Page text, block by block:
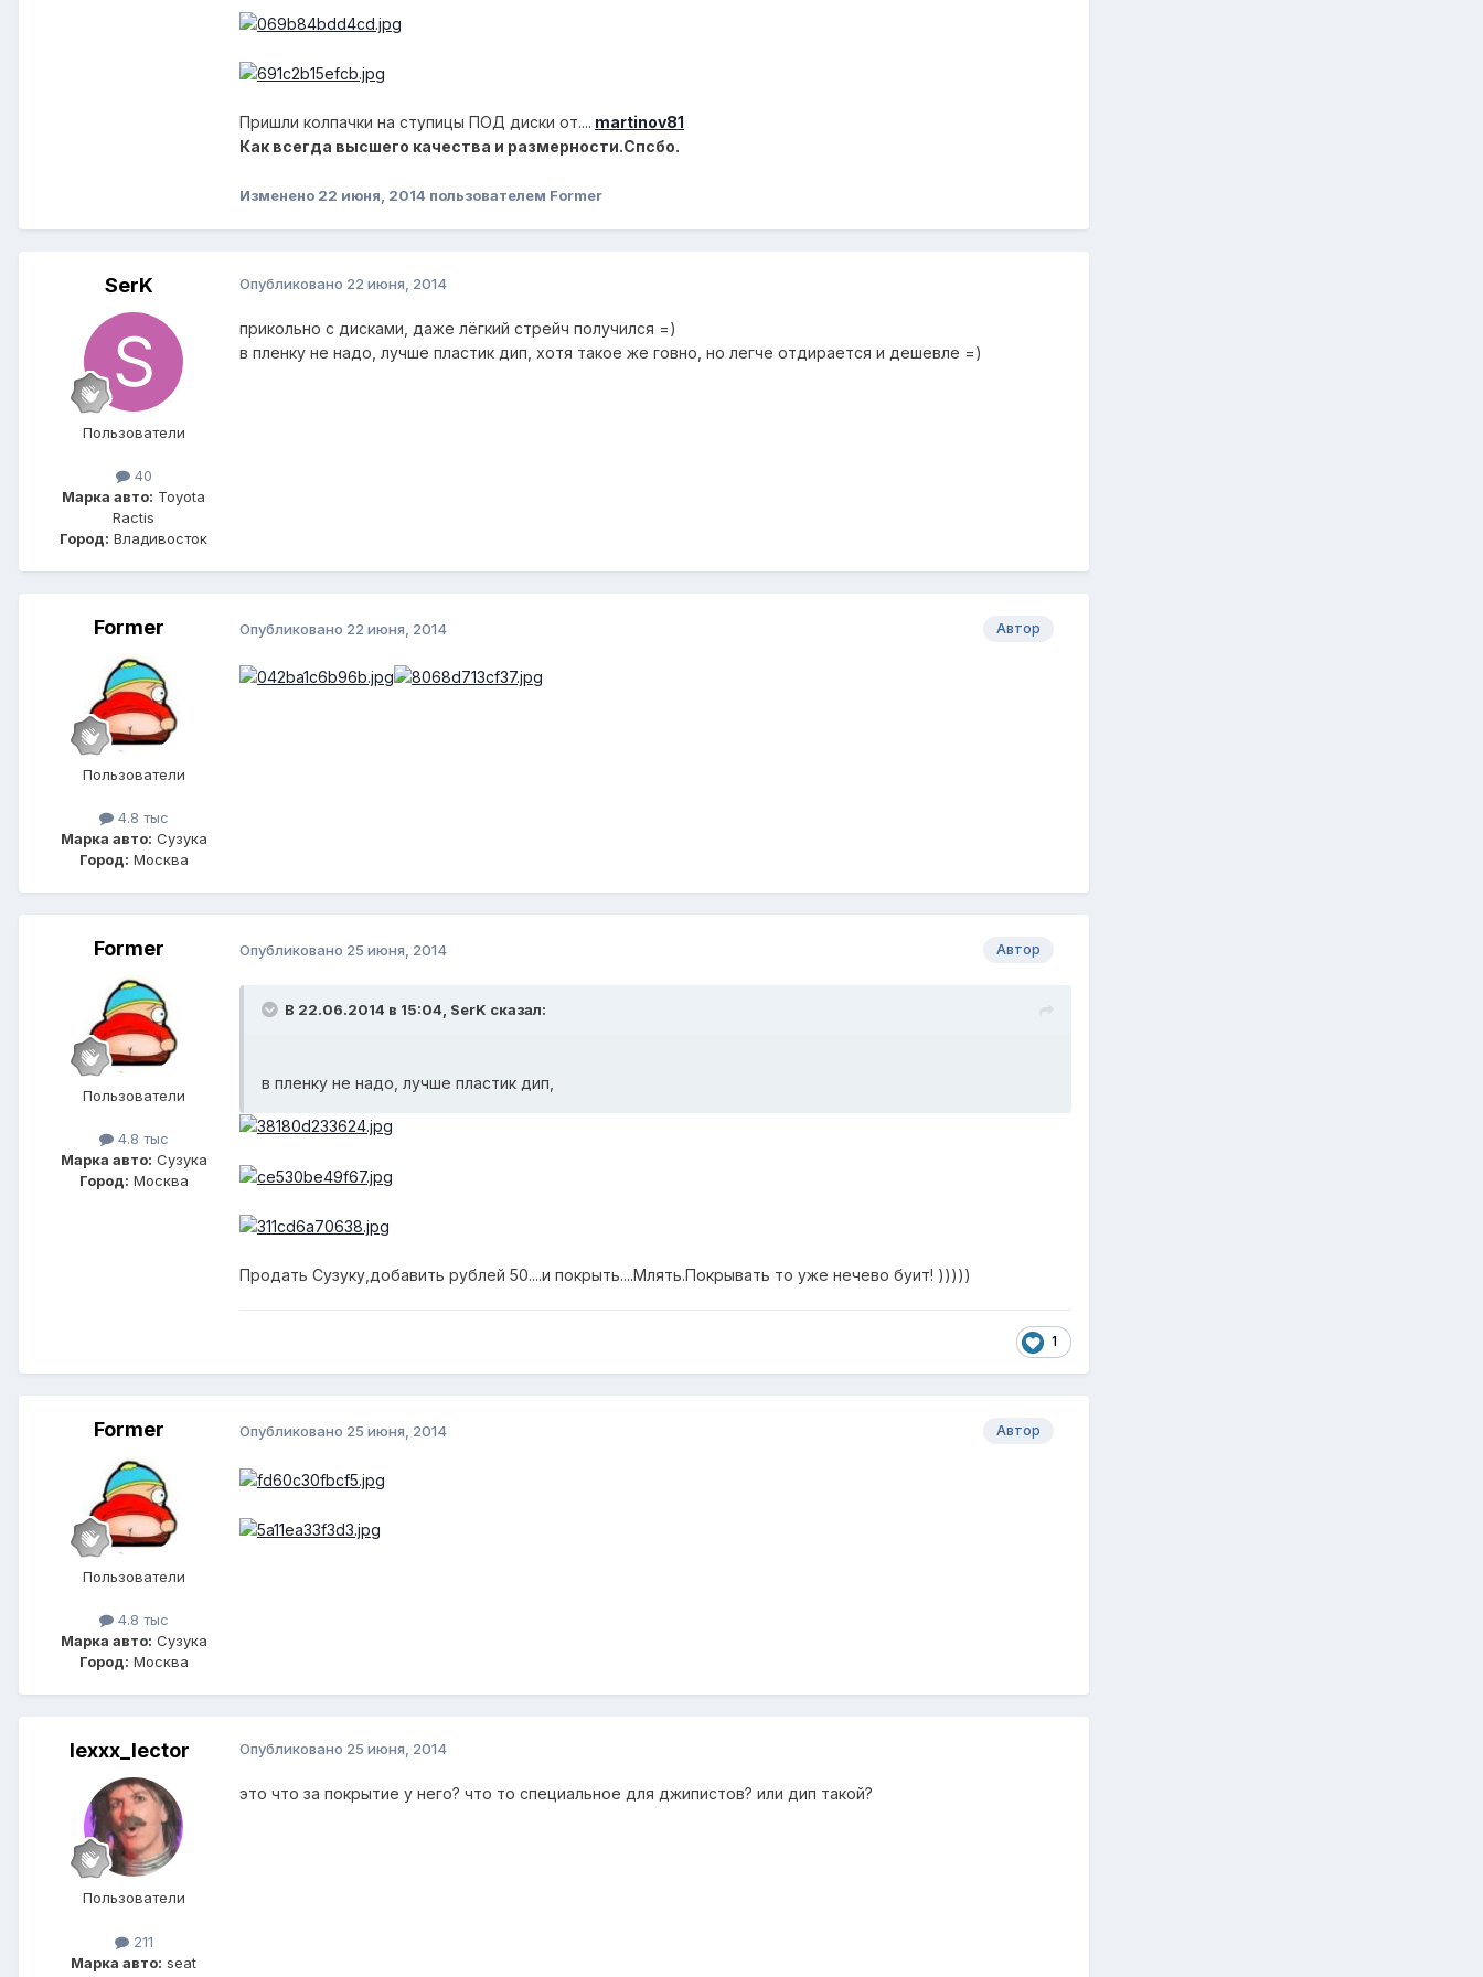
Пришли колпачки на ступицы ПОД диски от.... martinov81
Как всегда высшего качества и размерности.Спсбо.
Изменено 22 июня, 2014 пользователем Former
SerK
Пользователи
40
Марка авто: Toyota
Ractis
Город: Владивосток
Опубликовано 22 июня, 2014
прикольно с дисками, даже лёгкий стрейч получился =)
в пленку не надо, лучше пластик дип, хотя такое же говно, но легче отдирается и дешевле =)
Former
Пользователи
4.8 тыс
Марка авто: Сузука
Город: Москва
Автор
Опубликовано 22 июня, 2014
Former
Пользователи
4.8 тыс
Марка авто: Сузука
Город: Москва
Автор
Опубликовано 25 июня, 2014
В 22.06.2014 в 15:04, SerK сказал:
в пленку не надо, лучше пластик дип,
Продать Сузуку,добавить рублей 50....и покрыть....Млять.Покрывать то уже нечево буит! )))))
1
Former
Пользователи
4.8 тыс
Марка авто: Сузука
Город: Москва
Автор
Опубликовано 25 июня, 2014
lexxx_lector
Пользователи
211
Марка авто: seat
Опубликовано 25 июня, 2014
это что за покрытие у него? что то специальное для джипистов? или дип такой?